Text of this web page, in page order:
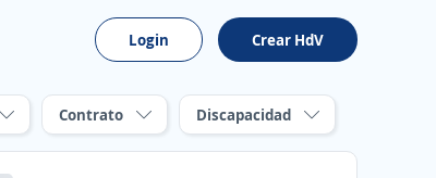
Login Crear HdV
Contrato Discapacidad